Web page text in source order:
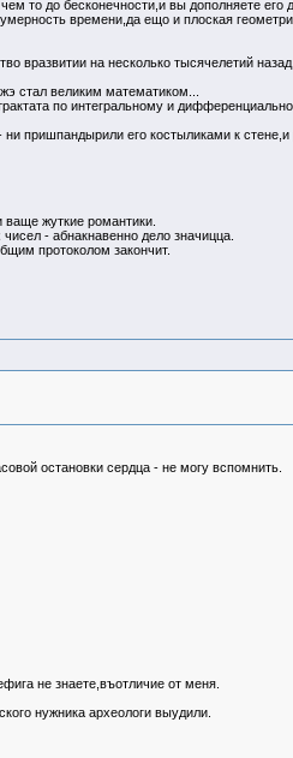
то до бесконечности,и вы дополняете его
времени,да ещо и плоская
вразвитии на несколько тысячелетий назад.
стал великим математиком...
по интегральному и
пришпандырили его костыликами к стене,и
жуткие романтики.
- абнакнавенно дело значицца.
протоколом закончит.
остановки сердца - не могу вспомнить.
не знаете,въотличие от меня.
нужника археологи выудили.